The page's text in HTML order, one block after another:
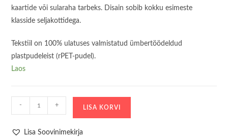
kaartide või sularaha tarbeks. Disain sobib kokku esimeste
klasside seljakottidega.
Tekstiil on 100% ulatuses valmistatud ümbertöödeldud
plastpudeleist (rPET-pudel).
Laos
Beckmann
Rahakott
Rosie
- + LISA KORVI
Lisa Soovinimekirja